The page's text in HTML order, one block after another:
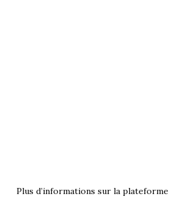
Plus d’informations sur la plateforme